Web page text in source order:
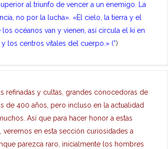
al triunfo de vencer a un enemigo. La
no por la lucha». «El cielo, la tierra y el
océanos van y vienen, así circula el ki en
los centros vitales del cuerpo.» (*)
refinadas y cultas, grandes conocedoras de
de 400 años, pero incluso en la actualidad
Así que para hacer honor a estas
en esta sección curiosidades a
parezca raro, inicialmente los hombres